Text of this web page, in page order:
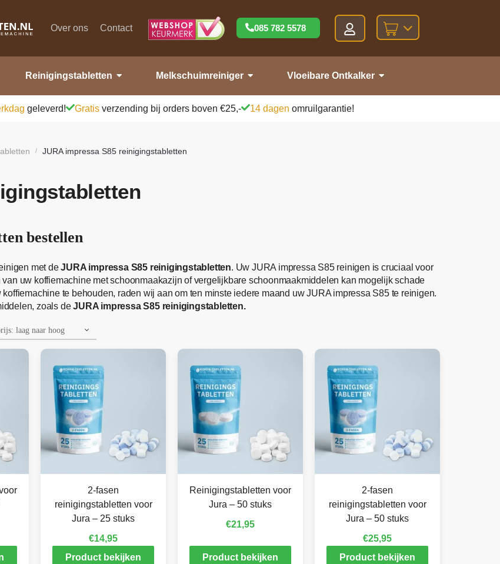
Over ons Contact 085 782 5578
Reinigingstabletten Melkschuimreiniger Vloeibare Ontkalker
geleverd! Gratis verzending bij orders boven €25,- 14 dagen omruilgarantie!
/ JURA impressa S85 reinigingstabletten
bestellen
met deJURA impressa S85 reinigingstabletten. Uw JURA impressa S85 reinigen is cruciaal voor
uw koffiemachine met schoonmaakazijn of vergelijkbare schoonmaakmiddelen kan mogelijk schade
te behouden, raden wij aan om ten minste iedere maand uw JURA impressa S85 te reinigen.
zoals deJURA impressa S85 reinigingstabletten.
2-fasen
reinigingstabletten voor
Jura – 25 stuks
€14,95
Product bekijken
Reinigingstabletten voor
Jura – 50 stuks
€21,95
Product bekijken
2-fasen
reinigingstabletten voor
Jura – 50 stuks
€25,95
Product bekijken